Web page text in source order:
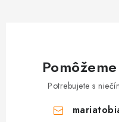
Potrebujete s